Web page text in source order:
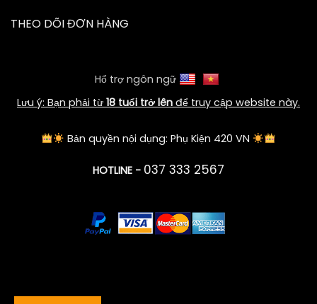
THEO DÕI ĐƠN HÀNG
Hổ trợ ngôn ngữ
Lưu ý: Bạn phải từ 18 tuổi trở lên để truy cập website này.
Bản quyền nội dụng: Phụ Kiện 420 VN
HOTLINE - 037 333 2567